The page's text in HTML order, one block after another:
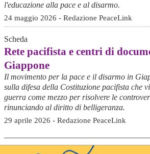
l'educazione alla pace e al disarmo.
24 maggio 2026 - Redazione PeaceLink
Scheda
Rete pacifista e centri di
Giappone
Il movimento per la pace e il disarmo in
sulla difesa della Costituzione pacifista che
guerra come mezzo per risolvere le
rinunciando al diritto di belligeranza.
29 aprile 2026 - Redazione PeaceLink